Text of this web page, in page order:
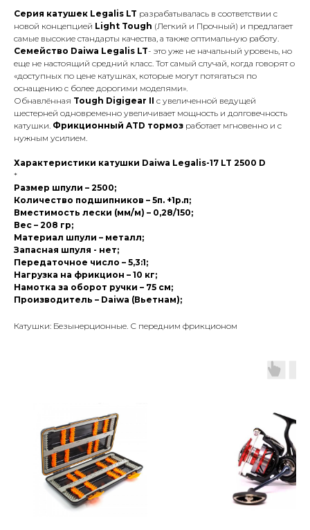
Серия катушек Legalis LT разрабатывалась в соответствии с
новой концепцией Light Tough (Легкий и Прочный) и предлагает
самые высокие стандарты качества, а также оптимальную работу.
Семейство Daiwa Legalis LT- это уже не начальный уровень, но
еще не настоящий средний класс. Тот самый случай, когда говорят о
«доступных по цене катушках, которые могут потягаться по
оснащению с более дорогими моделями».
Обнавлённая Tough Digigear II с увеличенной ведущей
шестерней одновременно увеличивает мощность и долговечность
катушки. Фрикционный ATD тормоз работает мгновенно и с
нужным усилием.
Характеристики катушки Daiwa Legalis-17 LT 2500 D
*
Размер шпули – 2500;
Количество подшипников – 5п. +1р.п;
Вместимость лески (мм/м) – 0,28/150;
Вес – 208 гр;
Материал шпули – металл;
Запасная шпуля - нет;
Передаточное число – 5,3:1;
Нагрузка на фрикцион – 10 кг;
Намотка за оборот ручки – 75 см;
Производитель – Daiwa (Вьетнам);
Катушки: Безынерционные. С передним фрикционом